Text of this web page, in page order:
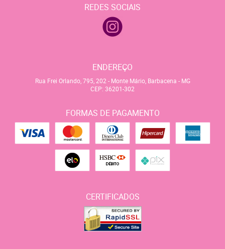
REDES SOCIAIS
ENDEREÇO
Rua Frei Orlando, 795, 202 - Monte Mário, Barbacena - MG
CEP: 36201-302
FORMAS DE PAGAMENTO
CERTIFICADOS